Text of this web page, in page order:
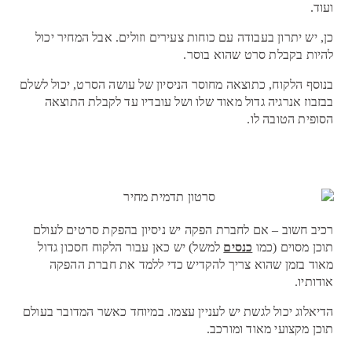
ועוד.
כן, יש יתרון בעבודה עם כוחות צעירים וזולים. אבל המחיר יכול
להיות בקבלת סרט שהוא בוסר.
בנוסף הלקוח, כתוצאה מחוסר הניסיון של עושה הסרט, יכול לשלם
בבזבוז אנרגיה גדול מאוד שלו ושל עובדיו עד לקבלת התוצאה
הסופית הטובה לו.
רכיב חשוב – אם לחברת הפקה יש ניסיון בהפקת סרטים לעולם
תוכן מסוים (כמו כנסים למשל) יש כאן עבור הלקוח חסכון גדול
מאוד בזמן שהוא צריך להקדיש כדי ללמד את חברת ההפקה
אודותיו.
הדיאלוג יכול לגשת יש לעניין עצמו. במיוחד כאשר המדובר בעולם
תוכן מקצועי מאוד ומורכב.